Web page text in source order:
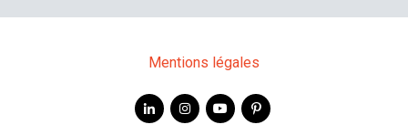
Mentions légales